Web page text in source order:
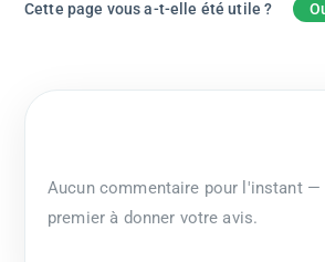
Cette page vous a-t-elle été utile ?
Aucun commentaire pour l'instant —
premier à donner votre avis.